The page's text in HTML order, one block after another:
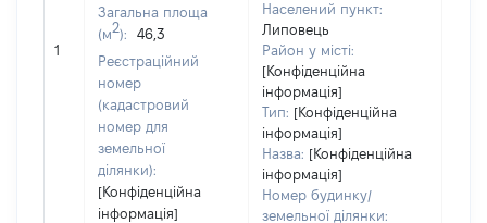
1
Загальна площа
(м2):
46,3
Реєстраційний
номер
(кадастровий
номер для
земельної
ділянки):
[Конфіденційна
інформація]
Населений пункт:
Липовець
Район у місті:
[Конфіденційна
інформація]
Тип: [Конфіденційна
інформація]
Назва: [Конфіденційна
інформація]
Номер будинку/
земельної ділянки: